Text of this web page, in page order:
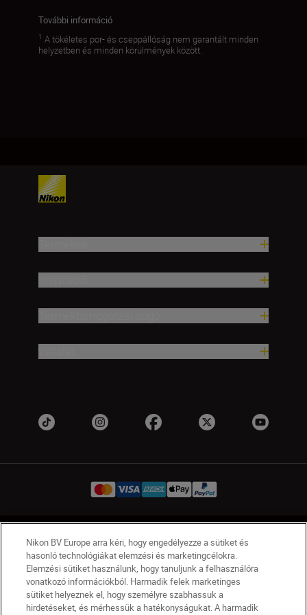
További információ
1 A tökéletes por- és cseppállóság nem garantált minden
helyzetben és minden körülmények között.
HU Nikon Sites
Lépjen kapcsolatba velünk
Adatvédelmi nyilatkozat
Jogi nyilatkozat
Nikon Store szerződési feltételek
Sütikkel kapcsolatos nyilatkozat
Akadálymentesség
Sütikre vonatkozó beállítások
Nikon BV Europe arra kéri, hogy engedélyezze a sütiket és
hasonló technológiákat elemzési és marketingcélokra.
Elemzési sütiket használunk, hogy tanuljunk a felhasználóra
vonatkozó információkból. Harmadik felek marketinges
sütiket helyeznek el, hogy személyre szabhassuk a
hirdetéseket, és mérhessük a hatékonyságukat. A harmadik